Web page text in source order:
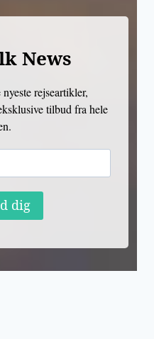
News
rejseartikler,
tilbud fra hele
dig